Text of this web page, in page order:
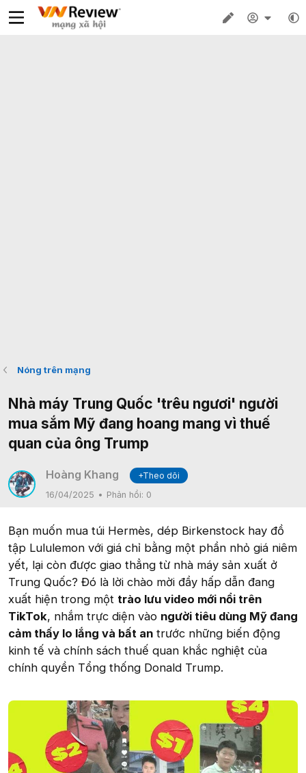
Nóng trên mạng
Nhà máy Trung Quốc 'trêu ngươi' người
mua sắm Mỹ đang hoang mang vì thuế
quan của ông Trump
Hoàng Khang
+Theo dõi
16/04/2025
Phản hồi: 0
Bạn muốn mua túi Hermès, dép Birkenstock hay đồ
tập Lululemon với giá chỉ bằng một phần nhỏ giá niêm
yết, lại còn được giao thẳng từ nhà máy sản xuất ở
Trung Quốc? Đó là lời chào mời đầy hấp dẫn đang
xuất hiện trong một trào lưu video mới nổi trên
TikTok, nhắm trực diện vào người tiêu dùng Mỹ đang
cảm thấy lo lắng và bất an trước những biến động
kinh tế và chính sách thuế quan khắc nghiệt của
chính quyền Tổng thống Donald Trump.